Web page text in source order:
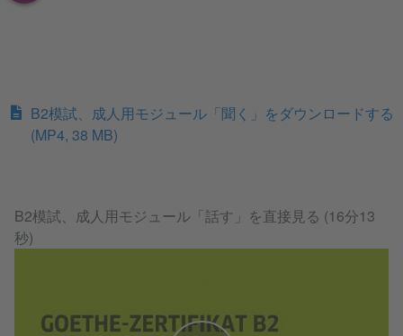
B2模試、成人用モジュール「聞く」をダウンロードする
(MP4, 38 MB)
B2模試、成人用モジュール「話す」を直接見る (16分13
秒)